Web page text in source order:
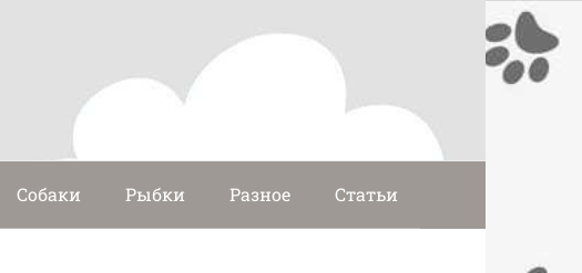
Собаки Рыбки Разное Статьи